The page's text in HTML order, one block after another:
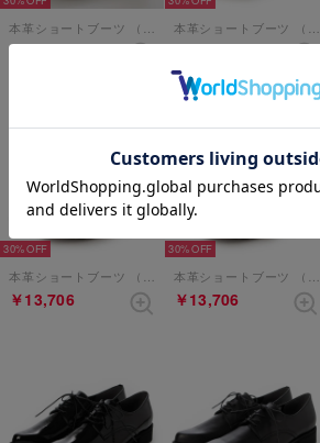
￥12,936 ￥12,936
30%
本革ショートブーツ （カーキ）
￥13,706
30%
本革ショートブーツ （グレー）
￥13,706